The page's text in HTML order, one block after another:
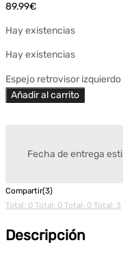
89.99€
Hay existencias
Hay existencias
Espejo retrovisor
Añadir al carrito
Fecha de entrega
Compartir(3)
Total: 0 Total: 0 Total: 0 Total: 3
Descripción